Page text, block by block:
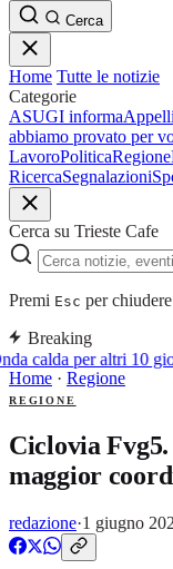
Cerca
Home Tutte le notizie
Categorie
ASUGI informaAppelli
abbiamo provato per
LavoroPoliticaRegione
RicercaSegnalazioni
Cerca su Trieste Cafe
Premi Esc per chiudere
Breaking
calda per altri 10
Home · Regione
REGIONE
Ciclovia
maggior
redazione·1 giugno